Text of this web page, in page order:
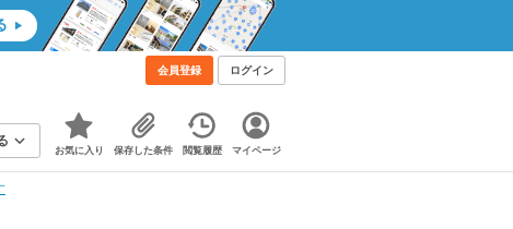
会員登録 ログイン
お気に入り 保存した条件 閲覧履歴 マイページ